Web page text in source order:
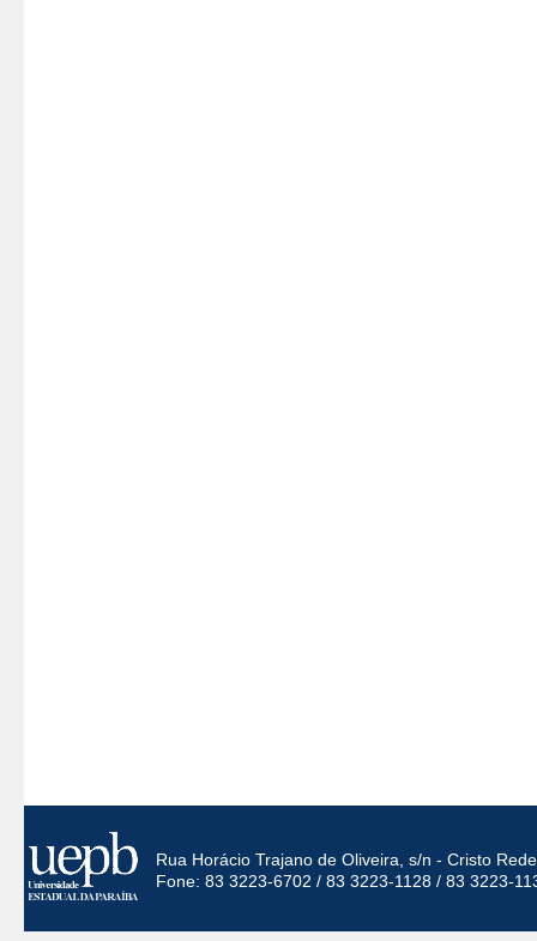
Rua Horácio Trajano de Oliveira, s/n - Cristo
Fone: 83 3223-6702 / 83 3223-1128 / 83 3223-